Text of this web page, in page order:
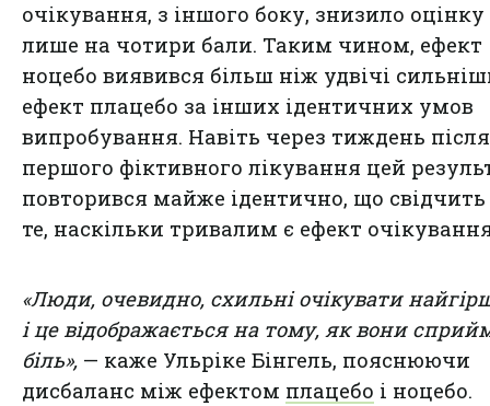
очікування, з іншого боку, знизило
лише на чотири бали. Таким чином, ефект
ноцебо виявився більш ніж удвічі
ефект плацебо за інших ідентичних умов
випробування. Навіть через тиждень після
першого фіктивного лікування цей
повторився майже ідентично, що
те, наскільки тривалим є ефект
«Люди, очевидно, схильні очікувати
і це відображається на тому, як вони
біль», — каже Ульріке Бінгель, пояснюючи
дисбаланс між ефектом плацебо і ноцебо.